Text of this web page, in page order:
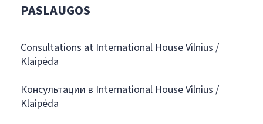
PASLAUGOS
Consultations at International House Vilnius /
Klaipėda
Консультации в International House Vilnius /
Klaipėda